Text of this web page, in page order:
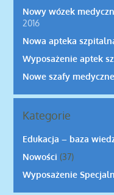
Nowy wózek
2016
Nowa apteka
Wyposażenie aptek
Nowe szafy medyczne
Kategorie
Edukacja – baza
Nowości (37)
Wyposażenie